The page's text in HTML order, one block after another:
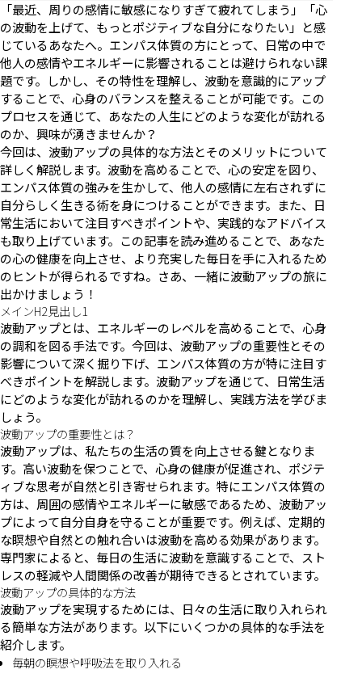
「最近、周りの感情に敏感になりすぎて疲れてしまう」「心
の波動を上げて、もっとポジティブな自分になりたい」と感
じているあなたへ。エンパス体質の方にとって、日常の中で
他人の感情やエネルギーに影響されることは避けられない課
題です。しかし、その特性を理解し、波動を意識的にアップ
することで、心身のバランスを整えることが可能です。この
プロセスを通じて、あなたの人生にどのような変化が訪れる
のか、興味が湧きませんか？
今回は、波動アップの具体的な方法とそのメリットについて
詳しく解説します。波動を高めることで、心の安定を図り、
エンパス体質の強みを生かして、他人の感情に左右されずに
自分らしく生きる術を身につけることができます。また、日
常生活において注目すべきポイントや、実践的なアドバイス
も取り上げています。この記事を読み進めることで、あなた
の心の健康を向上させ、より充実した毎日を手に入れるため
のヒントが得られるですね。さあ、一緒に波動アップの旅に
出かけましょう！
メインH2見出し1
波動アップとは、エネルギーのレベルを高めることで、心身
の調和を図る手法です。今回は、波動アップの重要性とその
影響について深く掘り下げ、エンパス体質の方が特に注目す
べきポイントを解説します。波動アップを通じて、日常生活
にどのような変化が訪れるのかを理解し、実践方法を学びま
しょう。
波動アップの重要性とは？
波動アップは、私たちの生活の質を向上させる鍵となりま
す。高い波動を保つことで、心身の健康が促進され、ポジテ
ィブな思考が自然と引き寄せられます。特にエンパス体質の
方は、周囲の感情やエネルギーに敏感であるため、波動アッ
プによって自分自身を守ることが重要です。例えば、定期的
な瞑想や自然との触れ合いは波動を高める効果があります。
専門家によると、毎日の生活に波動を意識することで、スト
レスの軽減や人間関係の改善が期待できるとされています。
波動アップの具体的な方法
波動アップを実現するためには、日々の生活に取り入れられ
る簡単な方法があります。以下にいくつかの具体的な手法を
紹介します。
毎朝の瞑想や呼吸法を取り入れる